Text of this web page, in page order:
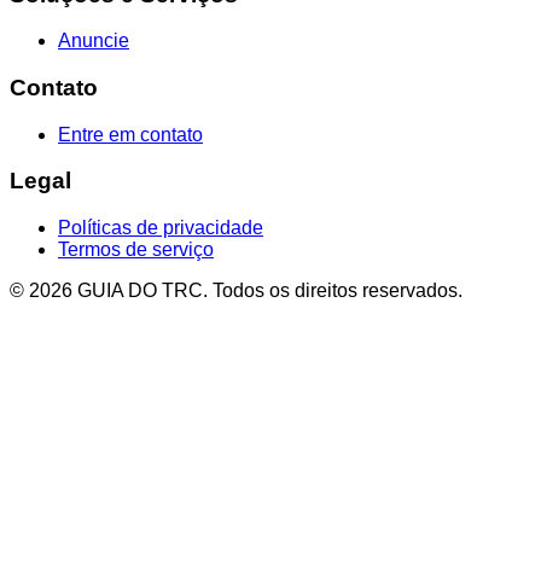
Anuncie
Contato
Entre em contato
Legal
Políticas de privacidade
Termos de serviço
© 2026 GUIA DO TRC. Todos os direitos reservados.